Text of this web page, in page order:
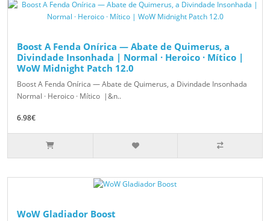
Boost A Fenda Onírica — Abate de Quimerus, a
Divindade Insonhada | Normal · Heroico · Mítico |
WoW Midnight Patch 12.0
Boost A Fenda Onírica — Abate de Quimerus, a Divindade Insonhada
Normal · Heroico · Mítico |&n..
6.98€
WoW Gladiador Boost